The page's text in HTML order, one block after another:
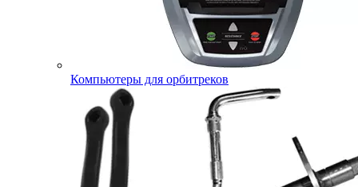
Компьютеры для орбитреков